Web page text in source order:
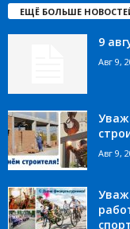
ЕЩЁ БОЛЬШЕ
9
Авг 9,
Авг 9,